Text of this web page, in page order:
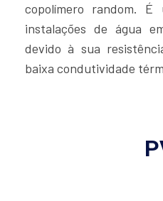
copolímero random. É
instalações de água
devido à sua
baixa condutividade